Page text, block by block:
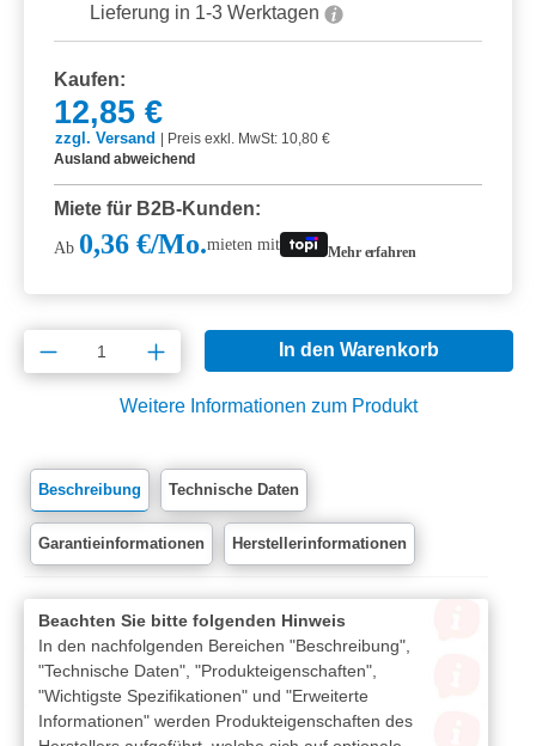
Lieferung in 1-3 Werktagen
Kaufen:
12,85 €
zzgl. Versand
Preis exkl. MwSt: 10,80 €
Ausland abweichend
Miete für B2B-Kunden:
Ab 0,36 €/Mo.mieten mit Mehr erfahren
Produkt Anzahl: Gib den gewünschten
In den Warenkorb
Weitere Informationen zum Produkt
Beschreibung Technische Daten
Garantieinformationen Herstellerinformationen
Beachten Sie bitte folgenden Hinweis
In den nachfolgenden Bereichen "Beschreibung",
"Technische Daten", "Produkteigenschaften",
"Wichtigste Spezifikationen" und "Erweiterte
Informationen" werden Produkteigenschaften des